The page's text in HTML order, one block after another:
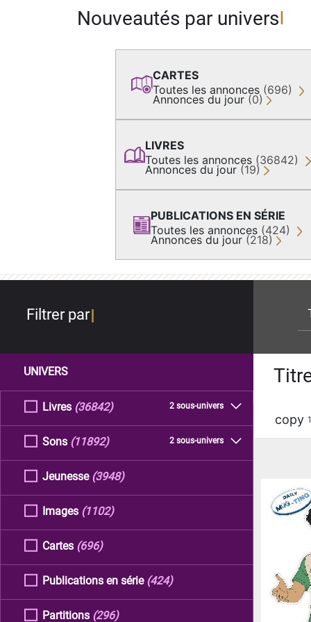
Nouveautés par univers
CARTES
Toutes les annonces (696)
Annonces du jour (0)
LIVRES
Toutes les annonces (36842)
Annonces du jour (19)
PUBLICATIONS EN SÉRIE
Toutes les annonces (424)
Annonces du jour (218)
Filtrer par
UNIVERS
Livres 2 sous-univers
(36842)
Sons 2 sous-univers
(11892)
Jeunesse (3948)
Images (1102)
Cartes (696)
Publications en série (424)
Partitions (296)
copy